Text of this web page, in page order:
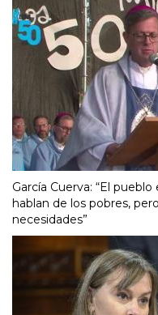
García Cuerva: “El
hablan de los pobres,
necesidades”